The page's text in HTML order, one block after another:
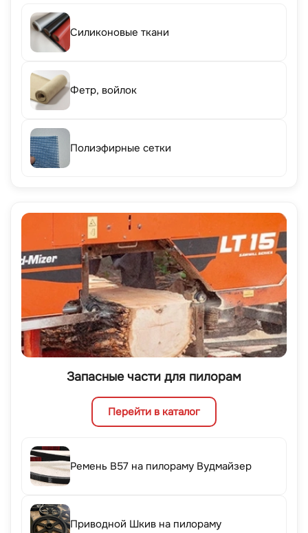
Силиконовые ткани
Фетр, войлок
Полиэфирные сетки
Запасные части для пилорам
Перейти в каталог
Ремень B57 на пилораму Вудмайзер
Приводной Шкив на пилораму